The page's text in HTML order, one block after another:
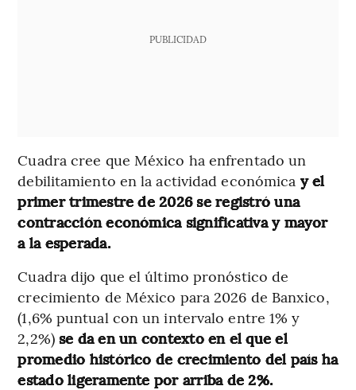
PUBLICIDAD
Cuadra cree que México ha enfrentado un
debilitamiento en la actividad económica y el
primer trimestre de 2026 se registró una
contracción económica significativa y mayor
a la esperada.
Cuadra dijo que el último pronóstico de
crecimiento de México para 2026 de Banxico,
(1,6% puntual con un intervalo entre 1% y
2,2%) se da en un contexto en el que el
promedio histórico de crecimiento del país ha
estado ligeramente por arriba de 2%.